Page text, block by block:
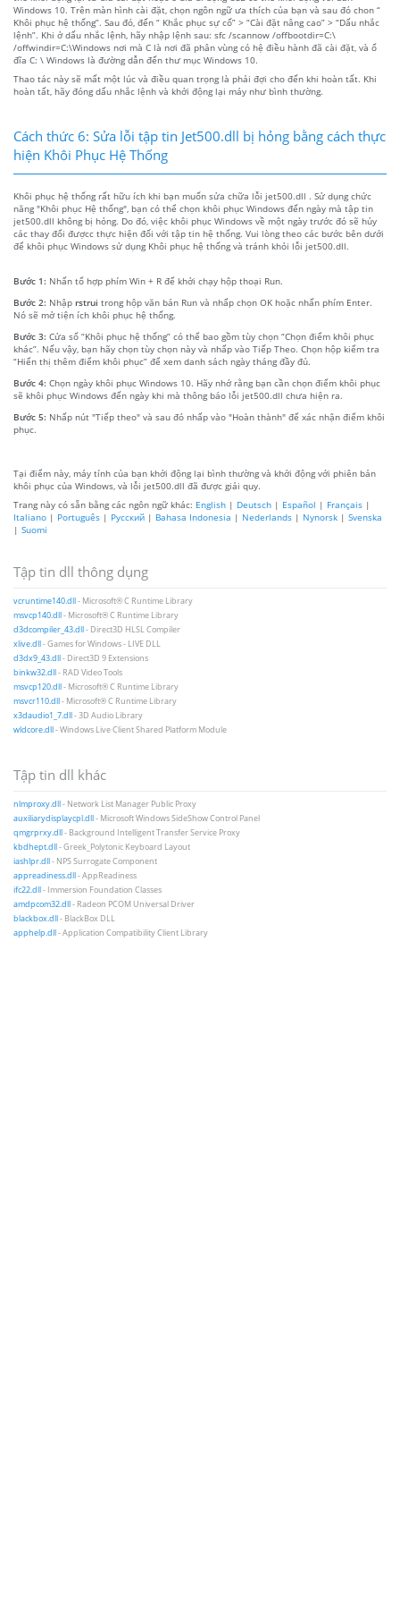
Windows 10. Trên màn hình cài đặt, chọn ngôn ngữ ưa thích của bạn và sau đó chon “
Khôi phục hệ thống”. Sau đó, đến “ Khắc phục sự cố” > “Cài đặt nâng cao” > “Dấu nhắc
lệnh”. Khi ở dấu nhắc lệnh, hãy nhập lệnh sau: sfc /scannow /offbootdir=C:\
/offwindir=C:\Windows nơi mà C là nơi đã phân vùng có hệ điều hành đã cài đặt, và ổ
đĩa C: \ Windows là đường dẫn đến thư mục Windows 10.
Thao tác này sẽ mất một lúc và điều quan trọng là phải đợi cho đến khi hoàn tất. Khi
hoàn tất, hãy đóng dấu nhắc lệnh và khởi động lại máy như bình thường.
Cách thức 6: Sửa lỗi tập tin Jet500.dll bị hỏng bằng cách thực
hiện Khôi Phục Hệ Thống
Khôi phục hệ thống rất hữu ích khi bạn muốn sửa chữa lỗi jet500.dll . Sử dụng chức
năng "Khôi phục Hệ thống", bạn có thể chọn khôi phục Windows đến ngày mà tập tin
jet500.dll không bị hỏng. Do đó, việc khôi phục Windows về một ngày trước đó sẽ hủy
các thay đổi đượcc thực hiện đối với tập tin hệ thống. Vui lòng theo các bước bên dưới
để khôi phục Windows sử dụng Khôi phục hệ thống và tránh khỏi lỗi jet500.dll.
Bước 1: Nhấn tổ hợp phím Win + R để khởi chạy hộp thoại Run.
Bước 2: Nhập rstrui trong hộp văn bản Run và nhấp chọn OK hoặc nhấn phím Enter.
Nó sẽ mở tiện ích khôi phục hệ thống.
Bước 3: Cửa sổ “Khôi phục hệ thống” có thể bao gồm tùy chọn “Chọn điểm khôi phục
khác”. Nếu vậy, bạn hãy chọn tùy chọn này và nhấp vào Tiếp Theo. Chọn hộp kiểm tra
“Hiển thị thêm điểm khôi phục” để xem danh sách ngày tháng đầy đủ.
Bước 4: Chọn ngày khôi phục Windows 10. Hãy nhớ rằng bạn cần chọn điểm khôi phục
sẽ khôi phục Windows đến ngày khi mà thông báo lỗi jet500.dll chưa hiện ra.
Bước 5: Nhấp nút "Tiếp theo" và sau đó nhấp vào "Hoàn thành" để xác nhận điểm khôi
phục.
Tại điểm này, máy tính của bạn khởi động lại bình thường và khởi động với phiên bản
khôi phục của Windows, và lỗi jet500.dll đã được giải quy.
Trang này có sẵn bằng các ngôn ngữ khác: English | Deutsch | Español | Français |
Italiano | Português | Русский | Bahasa Indonesia | Nederlands | Nynorsk | Svenska
| Suomi
Tập tin dll thông dụng
vcruntime140.dll- Microsoft® C Runtime Library
msvcp140.dll- Microsoft® C Runtime Library
d3dcompiler_43.dll- Direct3D HLSL Compiler
xlive.dll- Games for Windows - LIVE DLL
d3dx9_43.dll- Direct3D 9 Extensions
binkw32.dll- RAD Video Tools
msvcp120.dll- Microsoft® C Runtime Library
msvcr110.dll- Microsoft® C Runtime Library
x3daudio1_7.dll- 3D Audio Library
wldcore.dll- Windows Live Client Shared Platform Module
Tập tin dll khác
nlmproxy.dll- Network List Manager Public Proxy
auxiliarydisplaycpl.dll- Microsoft Windows SideShow Control Panel
qmgrprxy.dll- Background Intelligent Transfer Service Proxy
kbdhept.dll- Greek_Polytonic Keyboard Layout
iashlpr.dll- NPS Surrogate Component
appreadiness.dll- AppReadiness
ifc22.dll- Immersion Foundation Classes
amdpcom32.dll- Radeon PCOM Universal Driver
blackbox.dll- BlackBox DLL
apphelp.dll- Application Compatibility Client Library